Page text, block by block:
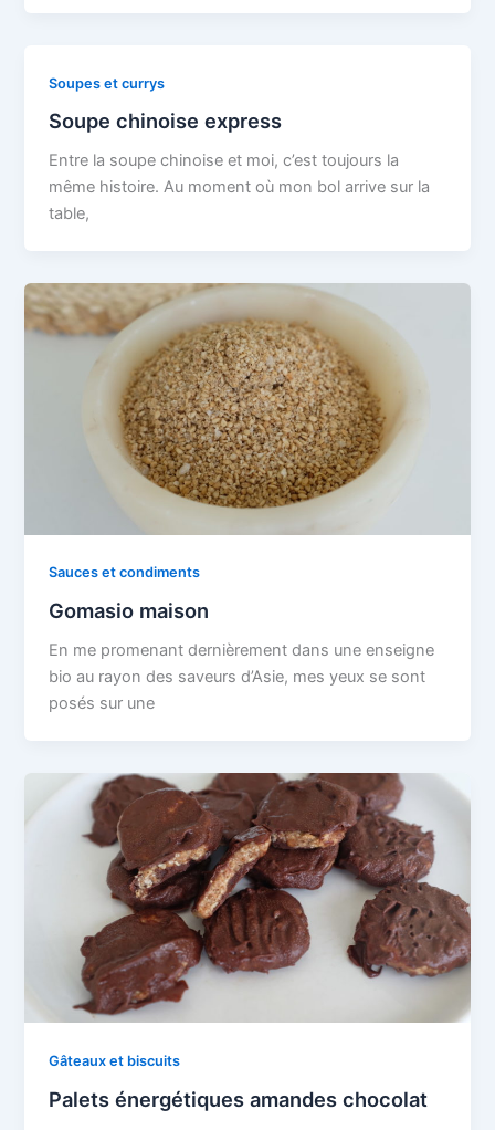
Soupes et currys
Soupe chinoise express
Entre la soupe chinoise et moi, c’est toujours la
même histoire. Au moment où mon bol arrive sur la
table,
Sauces et condiments
Gomasio maison
En me promenant dernièrement dans une enseigne
bio au rayon des saveurs d’Asie, mes yeux se sont
posés sur une
Gâteaux et biscuits
Palets énergétiques amandes chocolat